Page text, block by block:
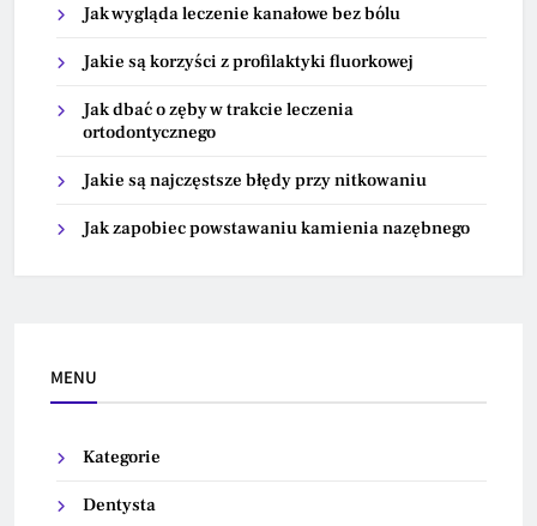
Jak wygląda leczenie kanałowe bez bólu
Jakie są korzyści z profilaktyki fluorkowej
Jak dbać o zęby w trakcie leczenia
ortodontycznego
Jakie są najczęstsze błędy przy nitkowaniu
Jak zapobiec powstawaniu kamienia nazębnego
MENU
Kategorie
Dentysta